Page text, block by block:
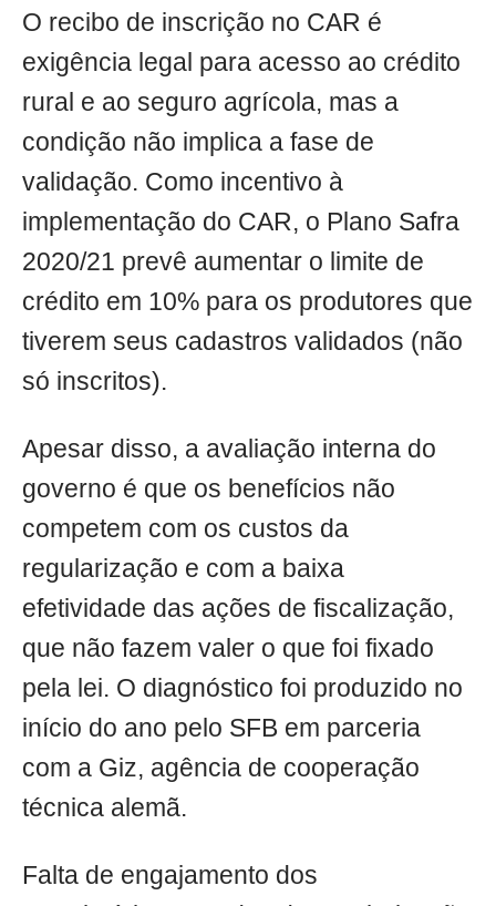
O recibo de inscrição no CAR é
exigência legal para acesso ao crédito
rural e ao seguro agrícola, mas a
condição não implica a fase de
validação. Como incentivo à
implementação do CAR, o Plano Safra
2020/21 prevê aumentar o limite de
crédito em 10% para os produtores que
tiverem seus cadastros validados (não
só inscritos).
Apesar disso, a avaliação interna do
governo é que os benefícios não
competem com os custos da
regularização e com a baixa
efetividade das ações de fiscalização,
que não fazem valer o que foi fixado
pela lei. O diagnóstico foi produzido no
início do ano pelo SFB em parceria
com a Giz, agência de cooperação
técnica alemã.
Falta de engajamento dos